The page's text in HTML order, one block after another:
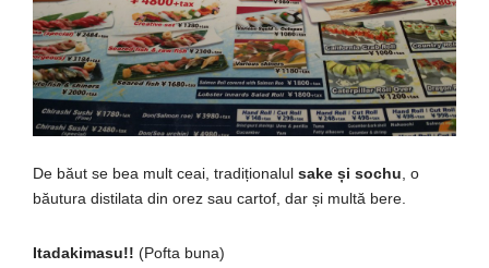
De băut se bea mult ceai, tradiționalul sake și sochu , o
băutura distilata din orez sau cartof, dar și multă bere.
Itadakimasu!! (Pofta buna)